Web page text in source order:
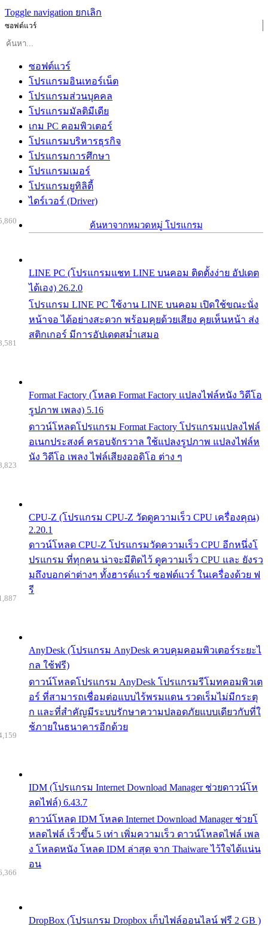
Toggle navigation ยกเลิก
ซอฟต์แวร์
ซอฟต์แวร์
โปรแกรมอินเทอร์เน็ต
โปรแกรมส่วนบุคคล
โปรแกรมมัลติมีเดีย
เกม PC คอมพิวเตอร์
โปรแกรมบริหารธุรกิจ
โปรแกรมการศึกษา
โปรแกรมเมอร์
โปรแกรมยูทิลิตี้
ไดร์เวอร์ (Driver)
ค้นหาจากหมวดหมู่ โปรแกรม
LINE PC (โปรแกรมแชท LINE บนคอม ติดตั้งง่าย อัปเดต
ได้เอง) 26.2.0
โปรแกรม LINE PC ใช้งาน LINE บนคอม เปิดใช้ขณะนั่ง
หน้าจอ ได้อย่างสะดวก พร้อมคุยด้วยเสียง คุยเห็นหน้า ส่ง
สติกเกอร์ มีการอัปเดตสม่ำเสมอ
Format Factory (โหลด Format Factory แปลงไฟล์หนัง วิดีโอ
รูปภาพ เพลง) 5.16
ดาวน์โหลดโปรแกรม Format Factory โปรแกรมแปลงไฟล์
อเนกประสงค์ ครอบจักรวาล ใช้แปลงรูปภาพ แปลงไฟล์ห
นัง วิดีโอ เพลง ไฟล์เสียงออดิโอ ต่าง ๆ
CPU-Z (โปรแกรม CPU-Z วัดดูความเร็ว CPU เครื่องคุณ)
2.20.1
ดาวน์โหลด CPU-Z โปรแกรมวัดความเร็ว CPU อีกหนึ่งโ
ปรแกรม ที่ทุกคน น่าจะมีติดไว้ ดูความเร็ว CPU และ ยังรว
มถึงบอกค่าต่างๆ ทั้งฮารด์แวร์ ซอฟต์แวร์ ในเครื่องด้วย ฟ
รี
AnyDesk (โปรแกรม AnyDesk ควบคุมคอมพิวเตอร์ระยะไ
กล ใช้ฟรี)
ดาวน์โหลดโปรแกรม AnyDesk โปรแกรมรีโมทคอมพิวเต
อร์ ที่สามารถเชื่อมต่อแบบไร้พรมแดน รวดเร็มไม่มีกระตุ
ก และที่สำคัญมีระบบรักษาความปลอดภัยแบบเดียวกับที่ใ
ช้ภายในธนาคารอีกด้วย
IDM (โปรแกรม Internet Download Manager ช่วยดาวน์โห
ลดไฟล์) 6.43.7
ดาวน์โหลด IDM โหลด Internet Download Manager ช่วยโ
หลดไฟล์ เร็วขึ้น 5 เท่า เพิ่มความเร็ว ดาวน์โหลดไฟล์ เพล
ง โหลดหนัง โหลด IDM ล่าสุด จาก Thaiware ไว้ใจได้แน่น
อน
DropBox (โปรแกรม Dropbox เก็บไฟล์ออนไลน์ ฟรี 2 GB )